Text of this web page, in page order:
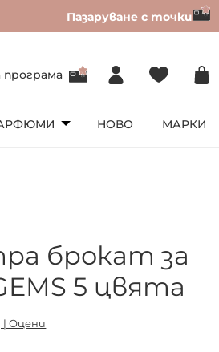
Пазаруване с точки
програма
НОВО МАРКИ
брокат за
5 цвята
| Оцени